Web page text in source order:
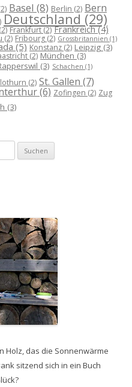
Basel (8) Berlin (2) Bern
Deutschland (29)
(2) Frankfurt(2) Frankreich(4)
(2) Fribourg (2) Grossbritannien (1)
(5) Konstanz (2) Leipzig (3)
(2) München (3)
(3) Schachen (1)
(2) St. Gallen (7)
(6) Zofingen (2) Zug
(3)
Holz, das die Sonnenwärme
sitzend sich in ein Buch